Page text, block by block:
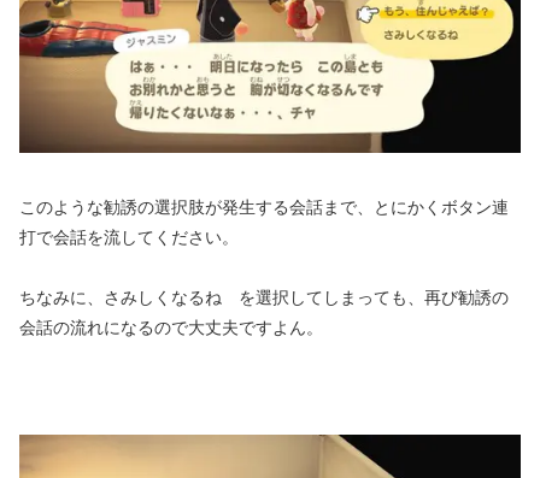
このような勧誘の選択肢が発生する会話まで、とにかくボタン連
打で会話を流してください。
ちなみに、さみしくなるね を選択してしまっても、再び勧誘の
会話の流れになるので大丈夫ですよん。